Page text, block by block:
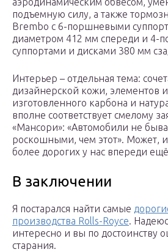
подъемную силу, а также
Brembo с 6-поршневыми
диаметром 412 мм спереди и 4-
суппортами и дисками 380 мм
Интерьер – отдельная тема:
дизайнерской кожи, элементов
изготовленного карбона и
вполне соответствует смелому
«Мансори»: «Автомобили не
роскошными, чем этот». Может,
более дорогих у нас впереди
В заключении
Я постарался найти самые
производства Rolls-Royce.
интересно и вы по достоинству
старания.